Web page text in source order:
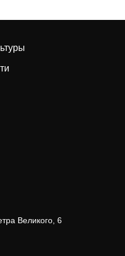
Великого, 6